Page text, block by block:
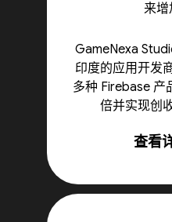
来增
GameNexa
印度的应用开发
多种 Firebase 产
倍并实现创
查看